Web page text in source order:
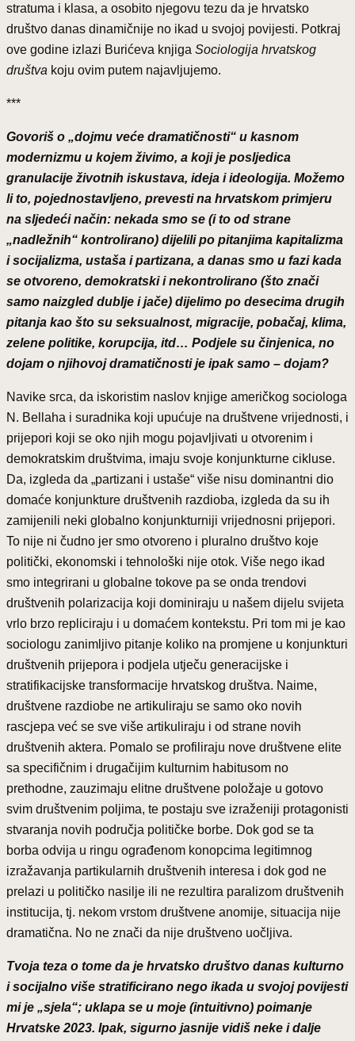
stratuma i klasa, a osobito njegovu tezu da je hrvatsko
društvo danas dinamičnije no ikad u svojoj povijesti. Potkraj
ove godine izlazi Burićeva knjiga Sociologija hrvatskog
društva koju ovim putem najavljujemo.
***
Govoriš o „dojmu veće dramatičnosti“ u kasnom
modernizmu u kojem živimo, a koji je posljedica
granulacije životnih iskustava, ideja i ideologija. Možemo
li to, pojednostavljeno, prevesti na hrvatskom primjeru
na sljedeći način: nekada smo se (i to od strane
„nadležnih“ kontrolirano) dijelili po pitanjima kapitalizma
i socijalizma, ustaša i partizana, a danas smo u fazi kada
se otvoreno, demokratski i nekontrolirano (što znači
samo naizgled dublje i jače) dijelimo po desecima drugih
pitanja kao što su seksualnost, migracije, pobačaj, klima,
zelene politike, korupcija, itd… Podjele su činjenica, no
dojam o njihovoj dramatičnosti je ipak samo – dojam?
Navike srca, da iskoristim naslov knjige američkog sociologa
N. Bellaha i suradnika koji upućuje na društvene vrijednosti, i
prijepori koji se oko njih mogu pojavljivati u otvorenim i
demokratskim društvima, imaju svoje konjunkturne cikluse.
Da, izgleda da „partizani i ustaše“ više nisu dominantni dio
domaće konjunkture društvenih razdioba, izgleda da su ih
zamijenili neki globalno konjunkturniji vrijednosni prijepori.
To nije ni čudno jer smo otvoreno i pluralno društvo koje
politički, ekonomski i tehnološki nije otok. Više nego ikad
smo integrirani u globalne tokove pa se onda trendovi
društvenih polarizacija koji dominiraju u našem dijelu svijeta
vrlo brzo repliciraju i u domaćem kontekstu. Pri tom mi je kao
sociologu zanimljivo pitanje koliko na promjene u konjunkturi
društvenih prijepora i podjela utječu generacijske i
stratifikacijske transformacije hrvatskog društva. Naime,
društvene razdiobe ne artikuliraju se samo oko novih
rascjepa već se sve više artikuliraju i od strane novih
društvenih aktera. Pomalo se profiliraju nove društvene elite
sa specifičnim i drugačijim kulturnim habitusom no
prethodne, zauzimaju elitne društvene položaje u gotovo
svim društvenim poljima, te postaju sve izraženiji protagonisti
stvaranja novih područja političke borbe. Dok god se ta
borba odvija u ringu ograđenom konopcima legitimnog
izražavanja partikularnih društvenih interesa i dok god ne
prelazi u političko nasilje ili ne rezultira paralizom društvenih
institucija, tj. nekom vrstom društvene anomije, situacija nije
dramatična. No ne znači da nije društveno uočljiva.
Tvoja teza o tome da je hrvatsko društvo danas kulturno
i socijalno više stratificirano nego ikada u svojoj povijesti
mi je „sjela“; uklapa se u moje (intuitivno) poimanje
Hrvatske 2023. Ipak, sigurno jasnije vidiš neke i dalje